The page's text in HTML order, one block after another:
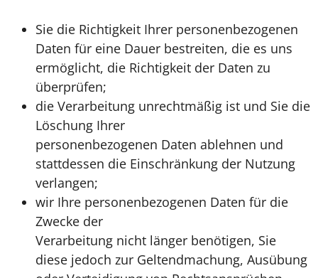
Sie die Richtigkeit Ihrer personenbezogenen
Daten für eine Dauer bestreiten, die es uns
ermöglicht, die Richtigkeit der Daten zu
überprüfen;
die Verarbeitung unrechtmäßig ist und Sie die
Löschung Ihrer
personenbezogenen Daten ablehnen und
stattdessen die Einschränkung der Nutzung
verlangen;
wir Ihre personenbezogenen Daten für die
Zwecke der
Verarbeitung nicht länger benötigen, Sie
diese jedoch zur Geltendmachung, Ausübung